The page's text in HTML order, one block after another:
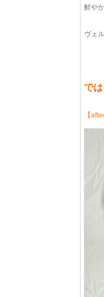
鮮や
ヴェ
で
【